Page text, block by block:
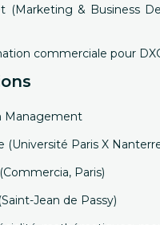
(Marketing & Business
commerciale pour
Management
(Université Paris X
Paris)
Jean de Passy)